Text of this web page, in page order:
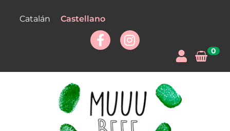
Catalán Castellano
0